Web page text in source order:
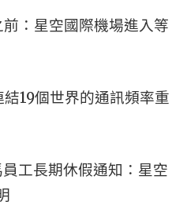
：星空國際機場進入等
19個世界的通訊頻率重
工長期休假通知：星空